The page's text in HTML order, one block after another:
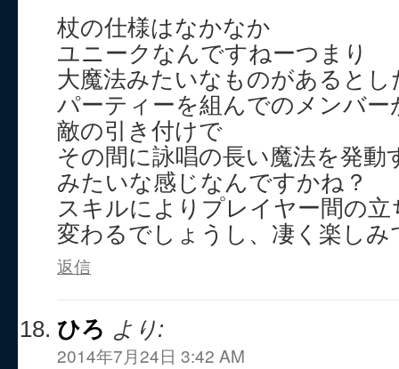
杖の仕様はなかなか
ユニークなんですねーつまり
大魔法みたいなものがあるとし
パーティーを組んでのメンバー
敵の引き付けで
その間に詠唱の長い魔法を発動
みたいな感じなんですかね？
スキルによりプレイヤー間の立
変わるでしょうし、凄く楽しみ
返信
ひろ より:
2014年7月24日 3:42 AM